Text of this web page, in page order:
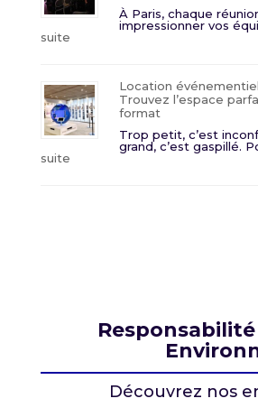
À Paris, chaque
impressionner vos
suite:
à
louer
à
Paris
:
l’excellence
événementielle
de
Location
Trouvez l’espace
format
Trop petit, c’est
grand, c’est gaspillé.
suite:
Découvrez nos